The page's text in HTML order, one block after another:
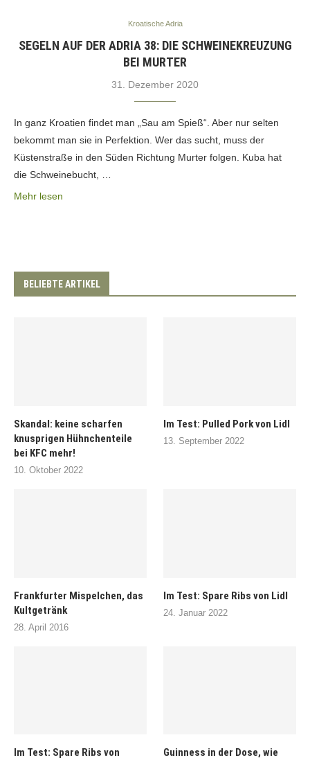
Kroatische Adria
SEGELN AUF DER ADRIA 38: DIE SCHWEINEKREUZUNG
BEI MURTER
31. Dezember 2020
In ganz Kroatien findet man „Sau am Spieß“. Aber nur selten
bekommt man sie in Perfektion. Wer das sucht, muss der
Küstenstraße in den Süden Richtung Murter folgen. Kuba hat
die Schweinebucht, …
Mehr lesen
BELIEBTE ARTIKEL
Skandal: keine scharfen
knusprigen Hühnchenteile
bei KFC mehr!
10. Oktober 2022
Im Test: Pulled Pork von Lidl
13. September 2022
Frankfurter Mispelchen, das
Kultgetränk
28. April 2016
Im Test: Spare Ribs von Lidl
24. Januar 2022
Im Test: Spare Ribs von
Guinness in der Dose, wie